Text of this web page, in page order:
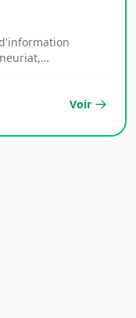
Voir